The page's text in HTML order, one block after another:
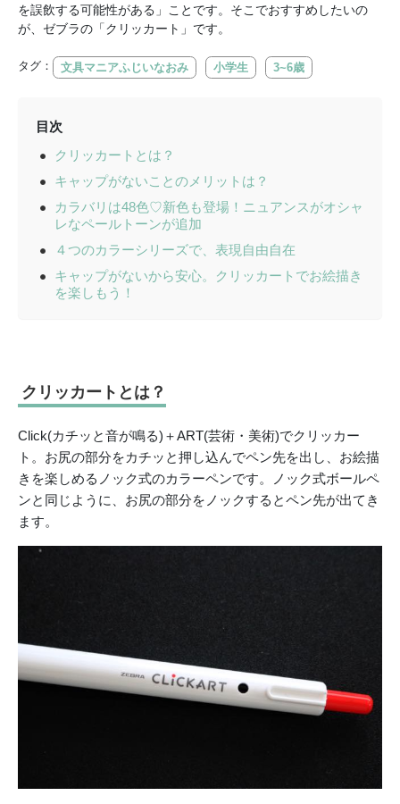
を誤飲する可能性がある」ことです。そこでおすすめしたいの
が、ゼブラの「クリッカート」です。
タグ： 文具マニアふじいなおみ 小学生 3~6歳
目次
クリッカートとは？
キャップがないことのメリットは？
カラバリは48色♡新色も登場！ニュアンスがオシャ
レなペールトーンが追加
４つのカラーシリーズで、表現自由自在
キャップがないから安心。クリッカートでお絵描き
を楽しもう！
クリッカートとは？
Click(カチッと音が鳴る)＋ART(芸術・美術)でクリッカー
ト。お尻の部分をカチッと押し込んでペン先を出し、お絵描
きを楽しめるノック式のカラーペンです。ノック式ボールペ
ンと同じように、お尻の部分をノックするとペン先が出てき
ます。